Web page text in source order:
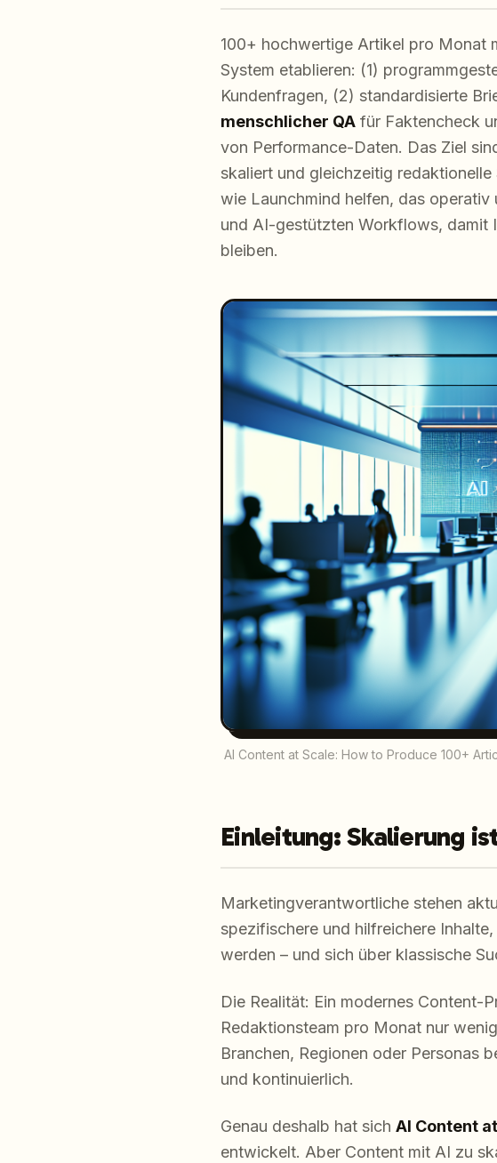
100+ hochwertige Artikel pro Monat
System etablieren: (1)
Kundenfragen, (2) standardisierte
menschlicher QA für Faktencheck
von Performance-Daten. Das Ziel
skaliert und gleichzeitig
wie Launchmind helfen, das operativ
und AI-gestützten Workflows, damit
bleiben.
AI Content at Scale: How to Produce 100+
Einleitung: Skalierung
Marketingverantwortliche stehen
spezifischere und hilfreichere
werden – und sich über klassische
Die Realität: Ein modernes Content-
Redaktionsteam pro Monat nur
Branchen, Regionen oder Personas
und kontinuierlich.
Genau deshalb hat sich AI Content
entwickelt. Aber Content mit AI zu